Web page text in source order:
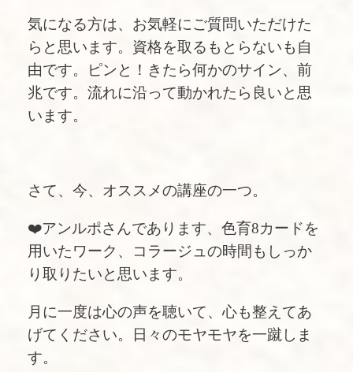
気になる方は、お気軽にご質問いただけた
らと思います。資格を取るもとらないも自
由です。ピンと！きたら何かのサイン、前
兆です。流れに沿って動かれたら良いと思
います。
さて、今、オススメの講座の一つ。
❤️アンルポさんであります、色育8カードを
用いたワーク、コラージュの時間もしっか
り取りたいと思います。
月に一度は心の声を聴いて、心も整えてあ
げてください。日々のモヤモヤを一蹴しま
す。